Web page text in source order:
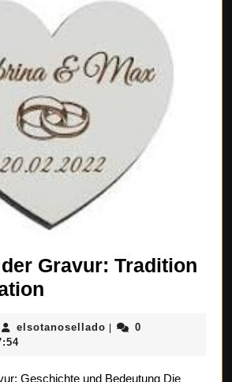
Gravur: Tradition
der
elsotanosellado elsotanosellado
|
0
Geschichte und Bedeutung Die